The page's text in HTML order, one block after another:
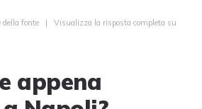
della fonte | Visualizza la risposta completa su
appena